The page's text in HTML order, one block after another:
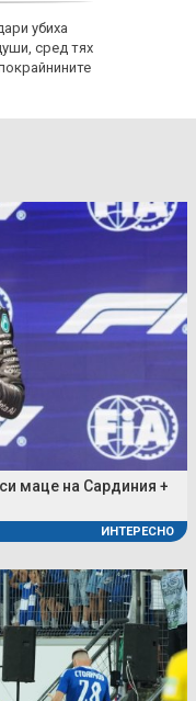
убиха
сред тях
маце на Сардиния +
ИНТЕРЕСНО